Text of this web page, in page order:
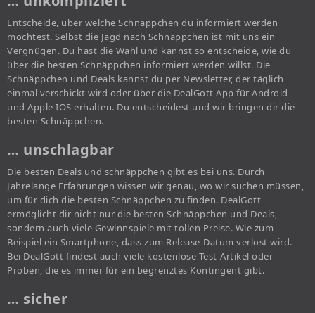
Entscheide, über welche Schnäppchen du informiert werden
möchtest. Selbst die Jagd nach Schnäppchen ist mit uns ein
Vergnügen. Du hast die Wahl und kannst so entscheide, wie du
über die besten Schnäppchen informiert werden willst. Die
Schnäppchen und Deals kannst du per Newsletter, der täglich
einmal verschickt wird oder über die DealGott App für Android
und Apple IOS erhalten. Du entscheidest und wir bringen dir die
besten Schnäppchen.
… unschlagbar
Die besten Deals und schnäppchen gibt es bei uns. Durch
Jahrelange Erfahrungen wissen wir genau, wo wir suchen müssen,
um für dich die besten Schnäppchen zu finden. DealGott
ermöglicht dir nicht nur die besten Schnäppchen und Deals,
sondern auch viele Gewinnspiele mit tollen Preise. Wie zum
Beispiel ein Smartphone, dass zum Release-Datum verlost wird.
Bei DealGott findest auch viele kostenlose Test-Artikel oder
Proben, die es immer für ein begrenztes Kontingent gibt.
… sicher